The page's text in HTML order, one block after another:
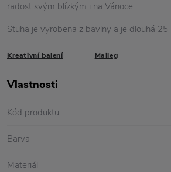
radost svým blízkým i na Vánoce.
Stuha je vyrobena z bavlny a je dlouhá 25
Kreativní balení Maileg
Vlastnosti
Kód produktu
Barva
Materiál